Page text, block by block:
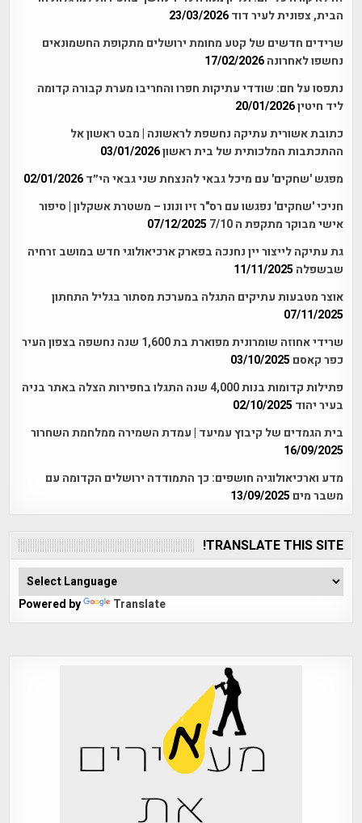
הבית, צפונית לעיר דוד 23/03/2026
שרידים חדשים של קטע מחומת ירושלים מתקופת החשמונאים
נחשפו לאחרונה 17/02/2026
נתפסו על חם: שודדי עתיקות חפרו והחריבו מערת קבורה קדומה
ליד חיטין20/01/2026
כתובת אשורית עתיקה נחשפת לראשונה | מבט ראשון אל
ההתכתבות המלכותית של בית ראשון03/01/2026
מפגש 'שחקים' עם מיכל גבאי להנצחת שני גבאי הי״ד 02/01/2026
חניכי 'שחקים' נפגשו עם רס"ר זיו ונונו – משטרת אשקלון | סיפור
אישי מבוקר מתקפת ה 7/10
07/12/2025
גת עתיקה לייצור יין נחנכה בפארק ארכיאולוגי חדש במושב זרחיה
שבשפלה 11/11/2025
אוצר מטבעות עתיקים התגלה במערכת מסתור בגליל התחתון
07/11/2025
שרידי אחוזה שומרונית מפוארת בת 1,600 שנה נחשפה בצפון העיר
כפר קאסם 03/10/2025
פתילות קדומות בנות 4,000 שנה התגלו בחפירות הצלה באתר בניה
בעיר יהוד 02/10/2025
בית הגמדים של קיבוץ עמיעד | עמדת השמירה ממלחמת השחרור
16/09/2025
מדע וארכיאולוגיה חושפים: כך התמודדה ירושלים הקדומה עם
משבר מים 13/09/2025
TRANSLATE THIS SITE!
Powered by Translate